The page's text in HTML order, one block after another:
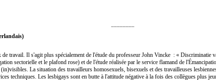
travail. Il s'agit plus spécialement de l'étude du professeur John Vincke : «
sectorielle et le plafond rose) et de l'étude réalisée par le service flamand de
La situation des travailleurs homosexuels, bisexuels et des travailleuses
techniques. Les lesbigays sont en butte à l'attitude négative à la fois des collègues plus